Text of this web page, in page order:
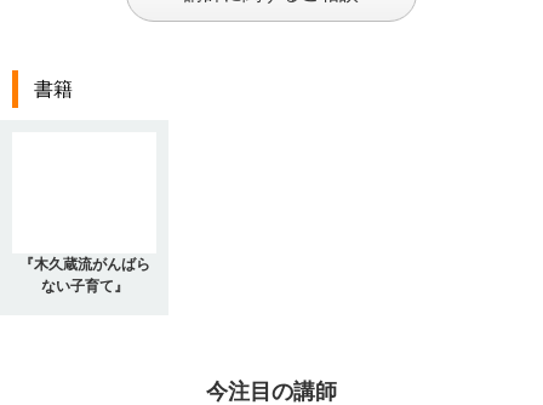
書籍
『木久蔵流がんばら
ない子育て』
今注目の講師